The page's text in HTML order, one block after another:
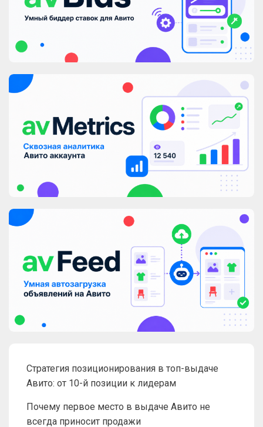
Стратегия позиционирования в топ-выдаче
Авито: от 10-й позиции к лидерам
Почему первое место в выдаче Авито не
всегда приносит продажи